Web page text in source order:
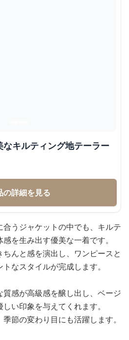
キルティング地テーラー
の詳細を見る
うジャケットの中でも、キルテ
を生み出す優美な一着です。
んと感を演出し、ワンピースと
なスタイルが完成します。
感が高級感を醸し出し、ベージ
い印象を与えてくれます。
節の変わり目にも活躍します。